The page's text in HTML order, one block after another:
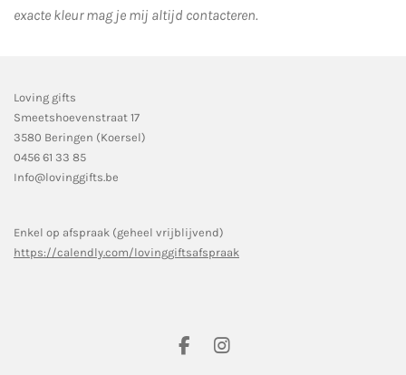
exacte kleur mag je mij altijd contacteren.
Loving gifts
Smeetshoevenstraat 17
3580 Beringen (Koersel)
0456 61 33 85
Info@lovinggifts.be
Enkel op afspraak (geheel vrijblijvend)
https://calendly.com/lovinggiftsafspraak
F
I